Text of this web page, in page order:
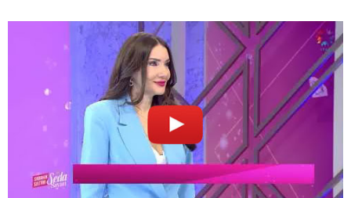
grossir les ovules à l'intérieur de vos ovaires. Entre le
jour 2 et le jour 14, ces hormones aident également à
épaissir la muqueuse de votre utérus pour vous
préparer à un ovule fécondé. C'est ce qu'on appelle le
stade folliculaire.